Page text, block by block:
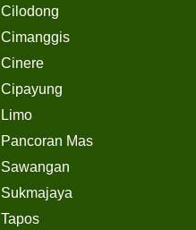
Cilodong
Cimanggis
Cinere
Cipayung
Limo
Pancoran Mas
Sawangan
Sukmajaya
Tapos